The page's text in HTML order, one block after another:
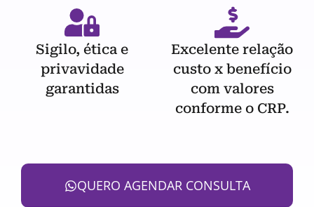
Sigilo, ética e
privavidade
garantidas
Excelente relação
custo x benefício
com valores
conforme o CRP.
QUERO AGENDAR CONSULTA